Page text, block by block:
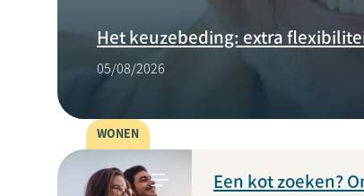
Het keuzebeding: extra
05/08/2026
WONEN
Een kot zoeken?